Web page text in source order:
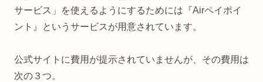
サービス」を使えるようにするためには『Airペイポイ
ント』というサービスが用意されています。
公式サイトに費用が提示されていませんが、その費用は
次の３つ。